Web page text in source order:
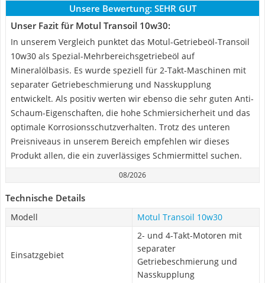
Unsere Bewertung: SEHR GUT
Unser Fazit für Motul Transoil 10w30:
In unserem Vergleich punktet das Motul-Getriebeöl-Transoil
10w30 als Spezial-Mehrbereichsgetriebeöl auf
Mineralölbasis. Es wurde speziell für 2-Takt-Maschinen mit
separater Getriebeschmierung und Nasskupplung
entwickelt. Als positiv werten wir ebenso die sehr guten Anti-
Schaum-Eigenschaften, die hohe Schmiersicherheit und das
optimale Korrosionsschutzverhalten. Trotz des unteren
Preisniveaus in unserem Bereich empfehlen wir dieses
Produkt allen, die ein zuverlässiges Schmiermittel suchen.
08/2026
Technische Details
Modell Motul Transoil 10w30
Einsatzgebiet
2- und 4-Takt-Motoren mit
separater
Getriebeschmierung und
Nasskupplung